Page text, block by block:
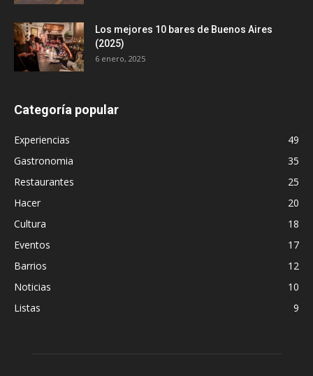
Los mejores 10 bares de Buenos Aires
(2025)
6 enero, 2025
Categoría popular
Experiencias
49
Gastronomia
35
Restaurantes
25
Hacer
20
Cultura
18
Eventos
17
Barrios
12
Noticias
10
Listas
9